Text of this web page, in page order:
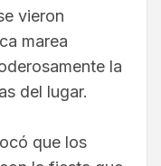
vieron
marea
la
del lugar.
que los